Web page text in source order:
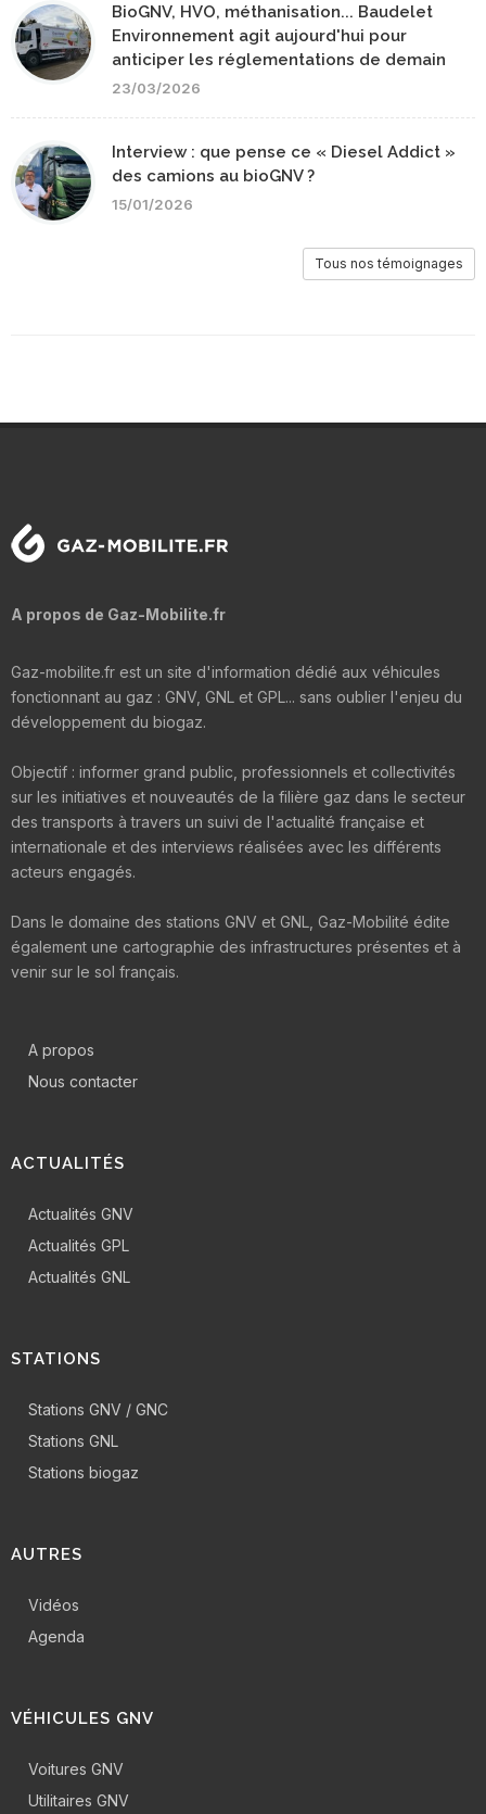
BioGNV, HVO, méthanisation... Baudelet
Environnement agit aujourd'hui pour
anticiper les réglementations de demain
23/03/2026
Interview : que pense ce « Diesel Addict »
des camions au bioGNV ?
15/01/2026
Tous nos témoignages
A propos de Gaz-Mobilite.fr
Gaz-mobilite.fr est un site d'information dédié aux véhicules
fonctionnant au gaz : GNV, GNL et GPL... sans oublier l'enjeu du
développement du biogaz.
Objectif : informer grand public, professionnels et collectivités
sur les initiatives et nouveautés de la filière gaz dans le secteur
des transports à travers un suivi de l'actualité française et
internationale et des interviews réalisées avec les différents
acteurs engagés.
Dans le domaine des stations GNV et GNL, Gaz-Mobilité édite
également une cartographie des infrastructures présentes et à
venir sur le sol français.
A propos
Nous contacter
ACTUALITÉS
Actualités GNV
Actualités GPL
Actualités GNL
STATIONS
Stations GNV / GNC
Stations GNL
Stations biogaz
AUTRES
Vidéos
Agenda
VÉHICULES GNV
Voitures GNV
Utilitaires GNV